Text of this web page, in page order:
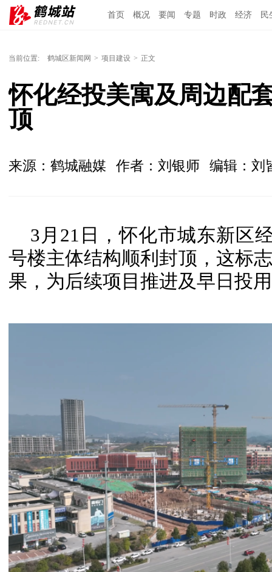
首页 概况 要闻 专题 时政 经济 民
当前位置: 鹤城区新闻网 > 项目建设 > 正文
怀化经投美寓及周边配
顶
来源：鹤城融媒 作者：刘银师 编辑：刘
3月21日，怀化市城东新区
号楼主体结构顺利封顶，这标
果，为后续项目推进及早日投